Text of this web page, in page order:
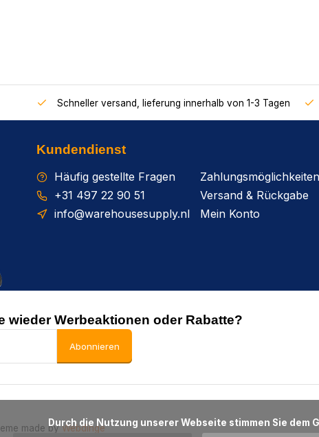
Schneller versand, lieferung innerhalb von 1-3 Tagen
Kundendienst
Häufig gestellte Fragen
+31 497 22 90 51
info@warehousesupply.nl
Zahlungsmöglichkeiten
Versand & Rückgabe
Mein Konto
wieder Werbeaktionen oder Rabatte?
Abonnieren
made byWebdinge
      Durch die Nutzung unserer Webseite stimmen Sie dem Gebrauch von Cookies zur Verbesserung dieser Seite zu.